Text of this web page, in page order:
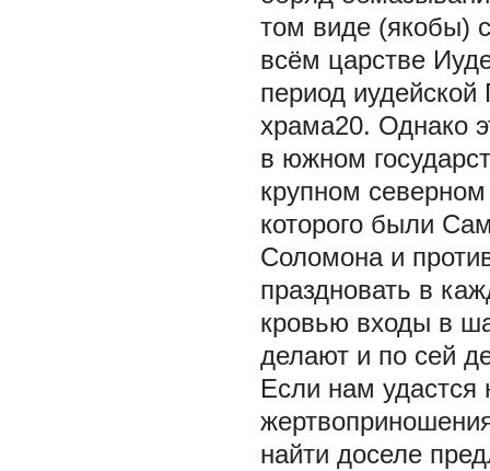
том виде (якобы)
всём царстве
период
храма20. Однако
в южном
крупном
которого были
Соломона и
праздновать в
кровью входы в
делают и по сей
Если нам удастся
найти доселе